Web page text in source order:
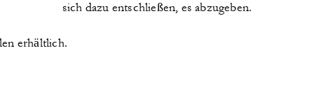
sich dazu entschließen, es abzugeben.
Produkte eine kostenlose
erhältlich.